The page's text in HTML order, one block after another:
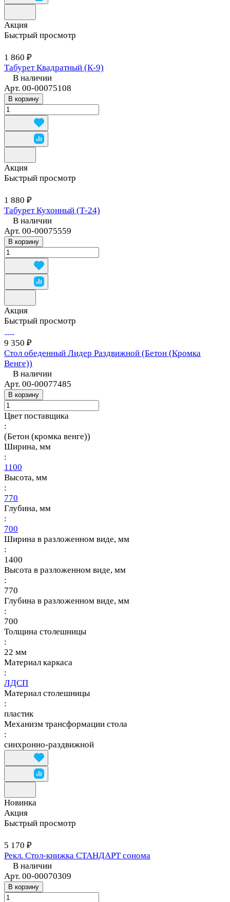
Акция
Быстрый просмотр
1 860 ₽
Табурет Квадратный (К-9)
В наличии
Арт. 00-00075108
В корзину
Акция
Быстрый просмотр
1 880 ₽
Табурет Кухонный (Т-24)
В наличии
Арт. 00-00075559
В корзину
Акция
Быстрый просмотр
9 350 ₽
Стол обеденный Лидер Раздвижной (Бетон (Кромка
Венге))
В наличии
Арт. 00-00077485
В корзину
Цвет поставщика
:
(Бетон (кромка венге))
Ширина, мм
:
1100
Высота, мм
:
770
Глубина, мм
:
700
Ширина в разложенном виде, мм
:
1400
Высота в разложенном виде, мм
:
770
Глубина в разложенном виде, мм
:
700
Толщина столешницы
:
22 мм
Материал каркаса
:
ЛДСП
Материал столешницы
:
пластик
Механизм трансформации стола
:
синхронно-раздвижной
Новинка
Акция
Быстрый просмотр
5 170 ₽
Рекл. Стол-книжка СТАНДАРТ сонома
В наличии
Арт. 00-00070309
В корзину